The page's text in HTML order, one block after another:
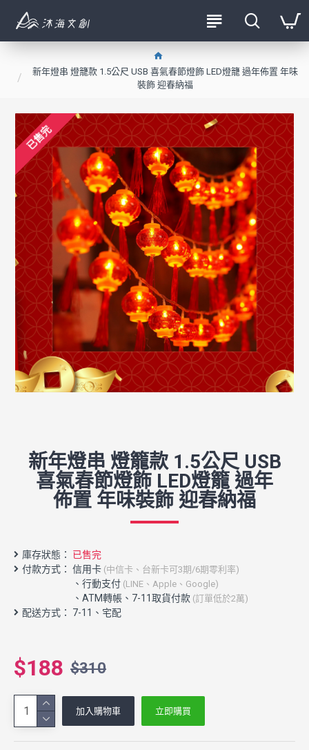
新年燈串 燈籠款 1.5公尺 USB 喜氣春節燈飾 LED燈籠 過年佈置 年味
裝飾 迎春納福
已售完
新年燈串 燈籠款 1.5公尺 USB
喜氣春節燈飾 LED燈籠 過年
佈置 年味裝飾 迎春納福
庫存狀態：
已售完
付款方式： 信用卡 (中信卡、台新卡可3期/6期零利率)
配送方式： 7-11、宅配
$188 $310
加入購物車 立即購買